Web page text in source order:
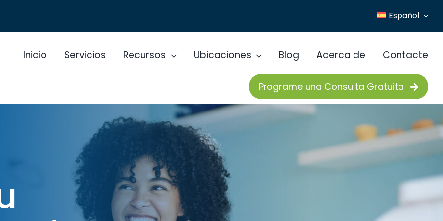
Español
Inicio Servicios Recursos Ubicaciones Blog Acerca de Contacte
Programe una Consulta Gratuita